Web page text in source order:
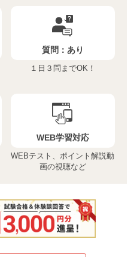
質問： あり
１日３問までOK！
WEB学習対応
WEBテスト、ポイント解説動
画の視聴など